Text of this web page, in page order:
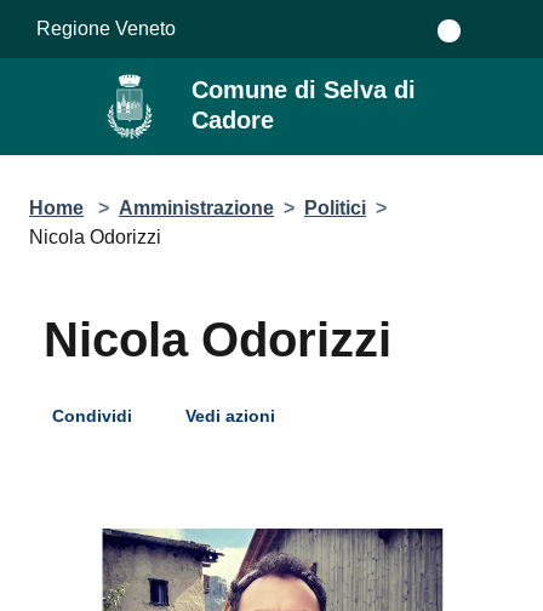
Regione Veneto
Comune di Selva di
Cadore
Home > Amministrazione > Politici >
Nicola Odorizzi
Nicola Odorizzi
Condividi Vedi azioni